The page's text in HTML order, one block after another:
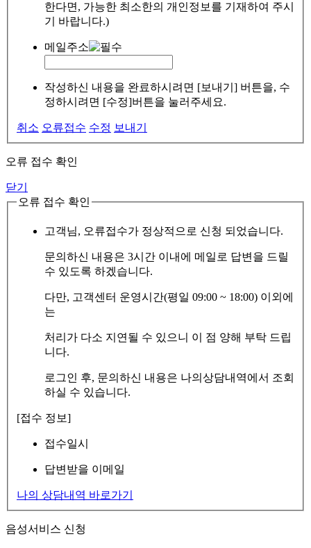
한다면, 가능한 최소한의 개인정보를 기재하여 주시
기 바랍니다.)
메일주소
작성하신 내용을 완료하시려면 [보내기] 버튼을, 수
정하시려면 [수정]버튼을 눌러주세요.
취소 오류접수 수정 보내기
오류 접수 확인
닫기
오류 접수 확인
고객님, 오류접수가 정상적으로 신청 되었습니다.
문의하신 내용은 3시간 이내에 메일로 답변을 드릴
수 있도록 하겠습니다.
다만, 고객센터 운영시간(평일 09:00 ~ 18:00) 이외에
는
처리가 다소 지연될 수 있으니 이 점 양해 부탁 드립
니다.
로그인 후, 문의하신 내용은 나의상담내역에서 조회
하실 수 있습니다.
[접수 정보]
접수일시
답변받을 이메일
나의 상담내역 바로가기
음성서비스 신청